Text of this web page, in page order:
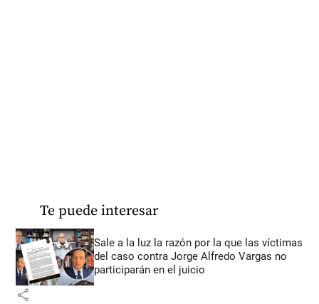
Te puede interesar
Sale a la luz la razón por la que las víctimas
del caso contra Jorge Alfredo Vargas no
participarán en el juicio
share